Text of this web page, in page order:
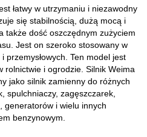
łatwy w utrzymaniu i niezawodny
się stabilnością, dużą mocą i
także dość oszczędnym zużyciem
Jest on szeroko stosowany w
przemysłowych. Ten model jest
rolnictwie i ogrodzie. Silnik Weima
jako silnik zamienny do różnych
spulchniaczy, zagęszczarek,
generatorów i wielu innych
benzynowym.